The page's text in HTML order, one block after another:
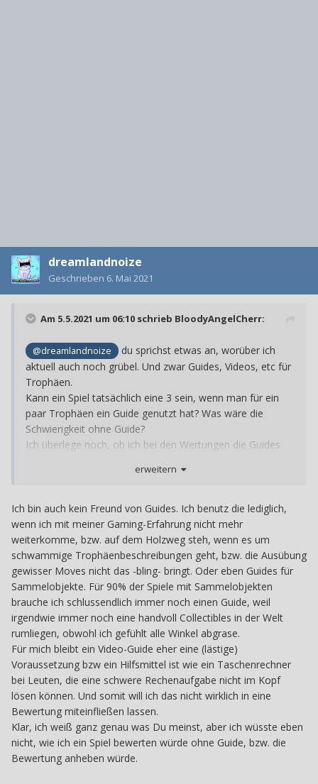
dreamlandnoize
Geschrieben 6. Mai 2021
Am 5.5.2021 um 06:10 schrieb BloodyAngelCherr:
@dreamlandnoize
du sprichst etwas an, worüber ich
aktuell auch noch grübel. Und zwar Guides, Videos, etc für
Trophäen.
Kann ein Spiel tatsächlich eine 3 sein, wenn man für ein
paar Trophäen ein Guide genutzt hat? Was wäre die
Schwierigkeit ohne Guide?
Ich überlege noch, ob ich bei den Wertungen die Guides
Wertung einbaue, was die Schwierigkeit mit Guide wäre.
erweitern
Ich bin auch kein Freund von Guides. Ich benutz die lediglich,
wenn ich mit meiner Gaming-Erfahrung nicht mehr
weiterkomme, bzw. auf dem Holzweg steh, wenn es um
schwammige Trophäenbeschreibungen geht, bzw. die Ausübung
gewisser Moves nicht das -bling- bringt. Oder eben Guides für
Sammelobjekte. Für 90% der Spiele mit Sammelobjekten
brauche ich schlussendlich immer noch einen Guide, weil
irgendwie immer noch eine handvoll Collectibles in der Welt
rumliegen, obwohl ich gefühlt alle Winkel abgrase.
Für mich bleibt ein Video-Guide eher eine (lästige)
Voraussetzung bzw ein Hilfsmittel ist wie ein Taschenrechner
bei Leuten, die eine schwere Rechenaufgabe nicht im Kopf
lösen können. Und somit will ich das nicht wirklich in eine
Bewertung miteinfließen lassen.
Klar, ich weiß ganz genau was Du meinst, aber ich wüsste eben
nicht, wie ich ein Spiel bewerten würde ohne Guide, bzw. die
Bewertung anheben würde.